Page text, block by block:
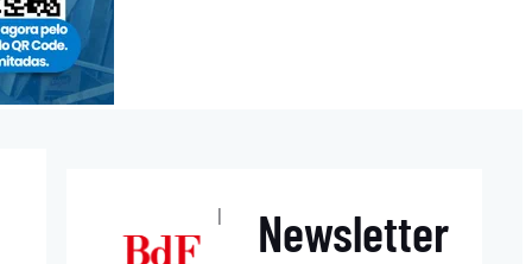
| Newsletter